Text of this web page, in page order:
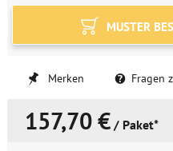
MUSTER
Merken Fragen
157,70 € / Paket*